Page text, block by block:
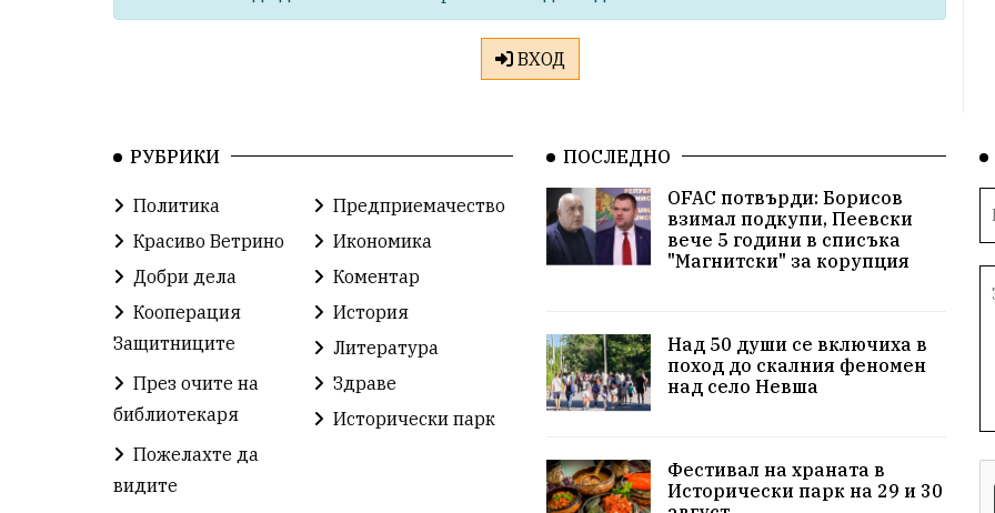
ВХОД
РУБРИКИ
Политика
Предприемачество
Красиво Ветрино
Икономика
Добри дела
Коментар
Кооперация
Защитниците
История
Литература
През очите на
библиотекаря
Здраве
Исторически парк
Пожелахте да
видите
ПОСЛЕДНО
OFAC потвърди: Борисов
взимал подкупи, Пеевски
вече 5 години в списъка
"Магнитски" за корупция
Над 50 души се включиха в
поход до скалния феномен
над село Невша
Фестивал на храната в
Исторически парк на 29 и 30